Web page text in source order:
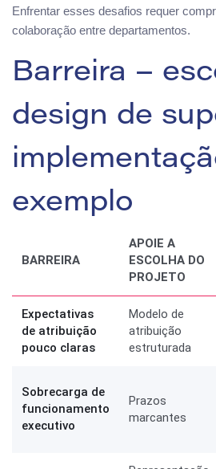
Enfrentar esses desafios requer
colaboração entre departamentos.
Barreira –
design de
exemplo
BARREIRA
APOIE A
ESCOLHA DO
PROJETO
Expectativas
de atribuição
pouco claras
Modelo de
atribuição
estruturada
Sobrecarga de
funcionamento
executivo
Prazos
marcantes